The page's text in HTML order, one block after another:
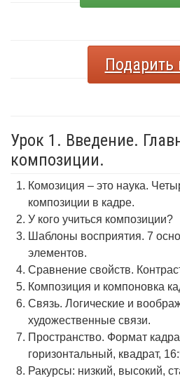
Подарить
Урок 1. Введение.
композиции.
Комозиция – это наука.
композиции в кадре.
У кого учиться композиции?
Шаблоны восприятия. 7
элементов.
Сравнение свойств.
Композиция и компоновка
Связь. Логические и
художественные связи.
Пространство. Формат
горизонтальный, квадрат,
Ракурсы: низкий, высокий,